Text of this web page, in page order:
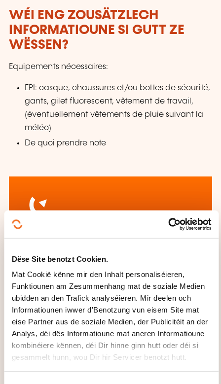
Dëse Site benotzt Cookien.
Mat Cookië kënne mir den Inhalt personaliséieren,
Funktiounen am Zesummenhang mat de soziale Medien
ubidden an den Trafick analyséieren. Mir deelen och
Informatiounen iwwer d'Benotzung vun eisem Site mat
eise Partner aus de soziale Medien, der Publicitéit an der
Analys, déi dës Informatioune mat aneren Informatioune
kombinéiere kënnen, déi Dir hinne ginn hutt oder déi si
gesammelt hunn, wou Dir hir Servicer benotzt hutt.
WÉI ENG ZOUSÄTZLECH
INFORMATIOUNE SI GUTT ZE
WËSSEN?
Equipements nécessaires:
EPI: casque, chaussures et/ou bottes de sécurité,
gants, gilet fluorescent, vêtement de travail,
(éventuellement vêtements de pluie suivant la
météo)
De quoi prendre note
Wéi kann een
d'Formatiounsinstitut
kontaktéieren?
Service formation
info@ifsb.lu
+352 26 59 56 201
Méi iwwer den Formatiounsinstitut:
Institut de Formation Sectoriel du